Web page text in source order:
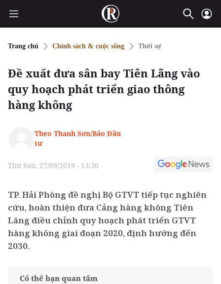
Trang chủ Chính sách & cuộc sống Thời sự
Đề xuất đưa sân bay Tiên Lãng vào
quy hoạch phát triển giao thông
hàng không
Theo Thanh Sơn/Báo Đầu
tư
Thứ Sáu, 27/09/2019 - 13:30
TP. Hải Phòng đề nghị Bộ GTVT tiếp tục nghiên
cứu, hoàn thiện đưa Cảng hàng không Tiên
Lãng điều chỉnh quy hoạch phát triển GTVT
hàng không giai đoạn 2020, định hướng đến
2030.
Có thể bạn quan tâm